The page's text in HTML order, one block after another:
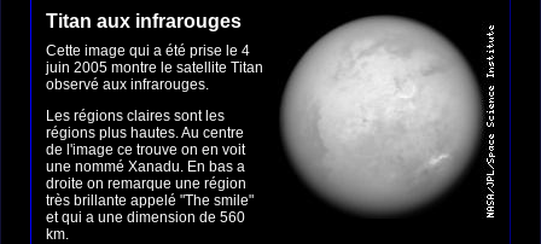
Titan aux infrarouges
Cette image qui a été prise le 4
juin 2005 montre le satellite Titan
observé aux infrarouges.
Les régions claires sont les
régions plus hautes. Au centre
de l'image ce trouve on en voit
une nommé Xanadu. En bas a
droite on remarque une région
très brillante appelé "The smile"
et qui a une dimension de 560
km.